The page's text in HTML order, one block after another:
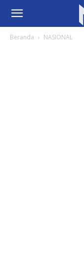
Beranda NASIONAL